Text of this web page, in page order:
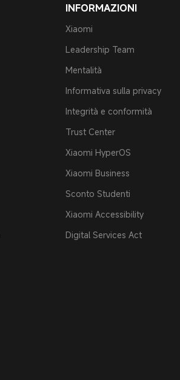
INFORMAZIONI
Xiaomi
Leadership Team
Mentalità
Informativa sulla privacy
Integrità e conformità
Trust Center
Xiaomi HyperOS
Xiaomi Business
Sconto Studenti
Xiaomi Accessibility
Digital Services Act